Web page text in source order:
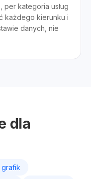
per kategoria usług
każdego kierunku i
danych, nie
dla
grafik